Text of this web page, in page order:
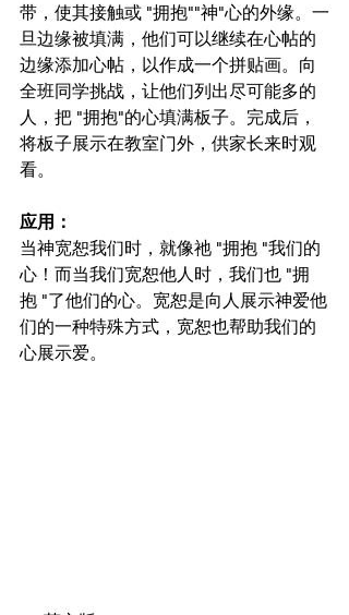
带，使其接触或 "拥抱""神"心的外缘。一
旦边缘被填满，他们可以继续在心帖的
边缘添加心帖，以作成一个拼贴画。向
全班同学挑战，让他们列出尽可能多的
人，把 "拥抱"的心填满板子。完成后，
将板子展示在教室门外，供家长来时观
看。
应用：
当神宽恕我们时，就像祂 "拥抱 "我们的
心！而当我们宽恕他人时，我们也 "拥
抱 "了他们的心。宽恕是向人展示神爱他
们的一种特殊方式，宽恕也帮助我们的
心展示爱。